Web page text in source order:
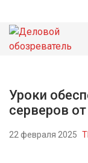
НОВОСТИ
Уроки
серверов
22 февраля 2025